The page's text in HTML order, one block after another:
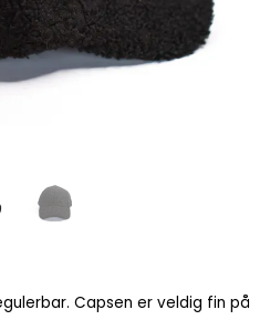
Capsen er veldig fin på